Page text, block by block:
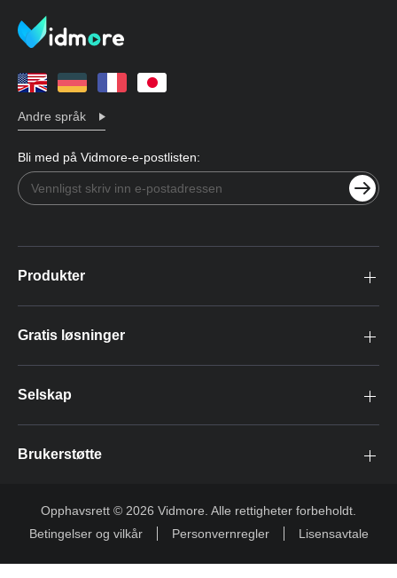
Andre språk
Bli med på Vidmore-e-postlisten:
Produkter
Gratis løsninger
Selskap
Brukerstøtte
Opphavsrett © 2026 Vidmore. Alle rettigheter forbeholdt.
Betingelser og vilkår
Personvernregler Lisensavtale